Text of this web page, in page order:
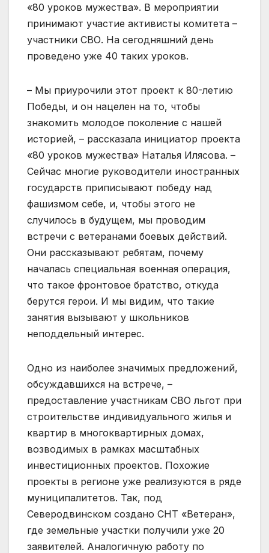
«80 уроков мужества». В мероприятии
принимают участие активисты комитета –
участники СВО. На сегодняшний день
проведено уже 40 таких уроков.
– Мы приурочили этот проект к 80-летию
Победы, и он нацелен на то, чтобы
знакомить молодое поколение с нашей
историей, – рассказала инициатор проекта
«80 уроков мужества» Наталья Илясова. –
Сейчас многие руководители иностранных
государств приписывают победу над
фашизмом себе, и, чтобы этого не
случилось в будущем, мы проводим
встречи с ветеранами боевых действий.
Они рассказывают ребятам, почему
началась специальная военная операция,
что такое фронтовое братство, откуда
берутся герои. И мы видим, что такие
занятия вызывают у школьников
неподдельный интерес.
Одно из наиболее значимых предложений,
обсуждавшихся на встрече, –
предоставление участникам СВО льгот при
строительстве индивидуального жилья и
квартир в многоквартирных домах,
возводимых в рамках масштабных
инвестиционных проектов. Похожие
проекты в регионе уже реализуются в ряде
муниципалитетов. Так, под
Северодвинском создано СНТ «Ветеран»,
где земельные участки получили уже 20
заявителей. Аналогичную работу по